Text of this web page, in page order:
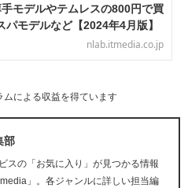
モデルやテムレスの800円で買
パモデルなど【2024年4月版】
nlab.itmedia.co.jp
による収益を得ています
部
スの「お気に入り」が見つかる情報
」。各ジャンルに詳しい担当編